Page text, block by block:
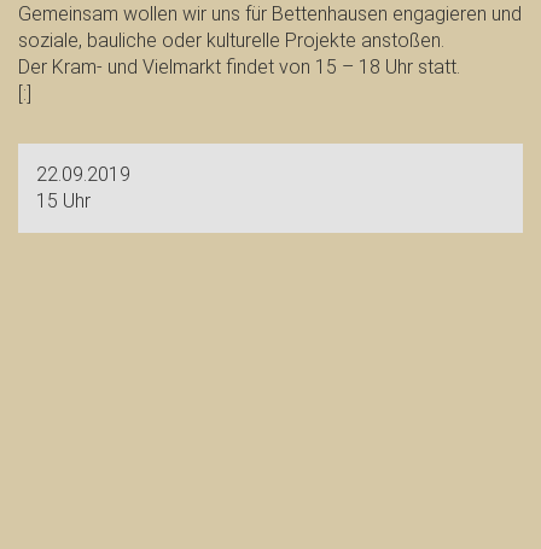
Gemeinsam wollen wir uns für Bettenhausen engagieren und
soziale, bauliche oder kulturelle Projekte anstoßen.
Der Kram- und Vielmarkt findet von 15 – 18 Uhr statt.
[:]
22.09.2019
15 Uhr